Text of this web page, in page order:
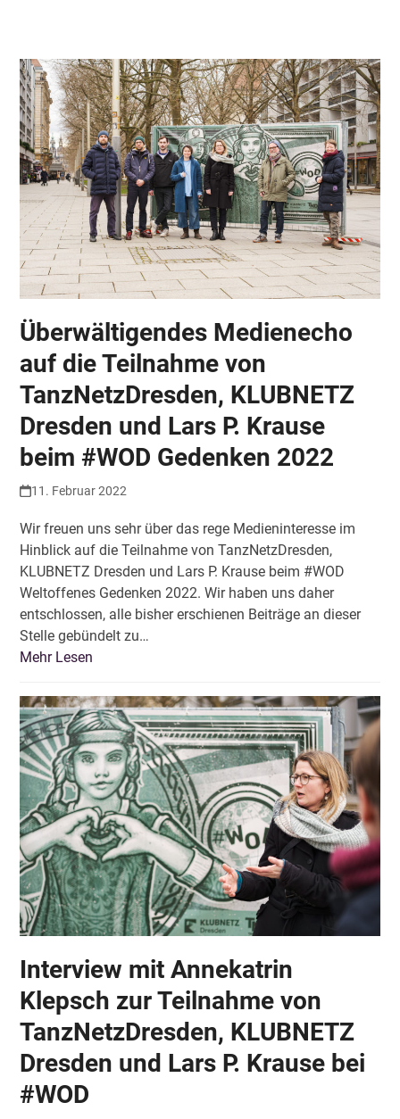
menu
menu
Überwältigendes Medienecho
auf die Teilnahme von
TanzNetzDresden, KLUBNETZ
Dresden und Lars P. Krause
beim #WOD Gedenken 2022
11. Februar 2022
Wir freuen uns sehr über das rege Medieninteresse im
Hinblick auf die Teilnahme von TanzNetzDresden,
KLUBNETZ Dresden und Lars P. Krause beim #WOD
Weltoffenes Gedenken 2022. Wir haben uns daher
entschlossen, alle bisher erschienen Beiträge an dieser
Stelle gebündelt zu…
Mehr Lesen
Interview mit Annekatrin
Klepsch zur Teilnahme von
TanzNetzDresden, KLUBNETZ
Dresden und Lars P. Krause bei
#WOD